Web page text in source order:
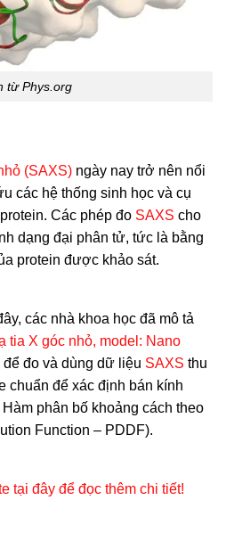
từ Phys.org
(SAXS) ngày nay trở nên nổi
các hệ thống sinh học và cụ
Các phép đo SAXS cho
dạng đại phân tử, tức là bằng
protein được khảo sát.
các nhà khoa học đã mô tả
tia X góc nhỏ, model: Nano
để đo và dùng dữ liệu SAXS thu
chuẩn để xác định bán kính
phân bố khoảng cách theo
Function – PDDF).
tại đây để đọc thêm chi tiết!